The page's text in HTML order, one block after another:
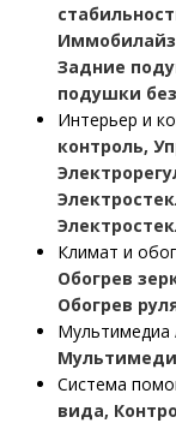
Задние
подушки
Интерьер и
контроль,
Климат и
Обогрев
Обогрев
Мультимедиа
Система
вида,